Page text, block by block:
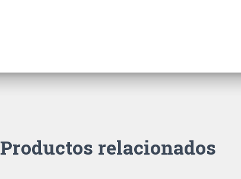
Productos relacionados